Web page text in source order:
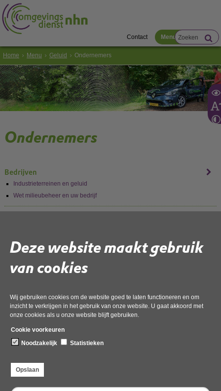
Deze website maakt gebruik
van cookies
Wij gebruiken cookies om de website goed te laten functioneren en om
inzicht te verkrijgen in het gebruik van onze website. U gaat akkoord met
onze cookies als u onze website blijft gebruiken.
Cookie voorkeuren
Noodzakelijk
Statistieken
Opslaan
Contact Menu
Home Menu Geluid Ondernemers
Ondernemers
Bedrijven
Industrieterreinen en geluid
Wet milieubeheer en uw bedrijf
regelgeving gewijzigd zijn. Wij werken aan het actualiseren van onze website
hierop. Aan de informatie op de site kunnen geen rechten ontleend worden.